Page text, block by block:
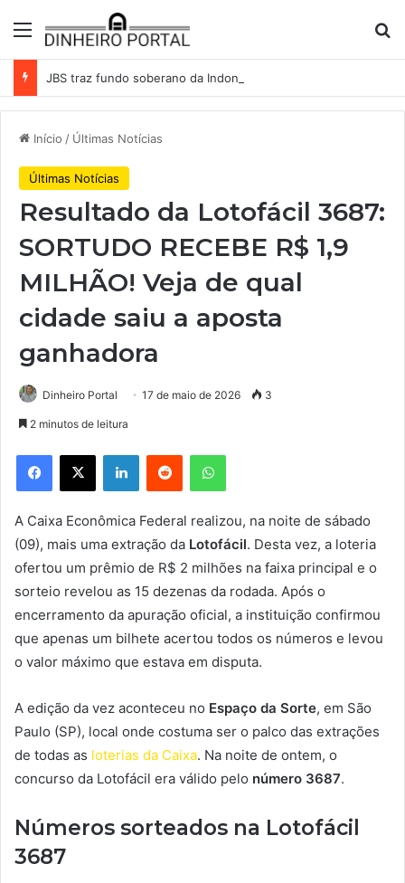
Menu
Início / Últimas Notícias
Últimas Notícias
Resultado da Lotofácil 3687:
SORTUDO RECEBE R$ 1,9
MILHÃO! Veja de qual
cidade saiu a aposta
ganhadora
Dinheiro Portal 17 de maio de 2026 3
2 minutos de leitura
Facebook
X LinkedinReddit WhatsApp
A Caixa Econômica Federal realizou, na noite de sábado
(09), mais uma extração da Lotofácil. Desta vez, a loteria
ofertou um prêmio de R$ 2 milhões na faixa principal e o
sorteio revelou as 15 dezenas da rodada. Após o
encerramento da apuração oficial, a instituição confirmou
que apenas um bilhete acertou todos os números e levou
o valor máximo que estava em disputa.
A edição da vez aconteceu no Espaço da Sorte, em São
Paulo (SP), local onde costuma ser o palco das extrações
de todas as loterias da Caixa. Na noite de ontem, o
concurso da Lotofácil era válido pelo número 3687.
Números sorteados na Lotofácil
3687